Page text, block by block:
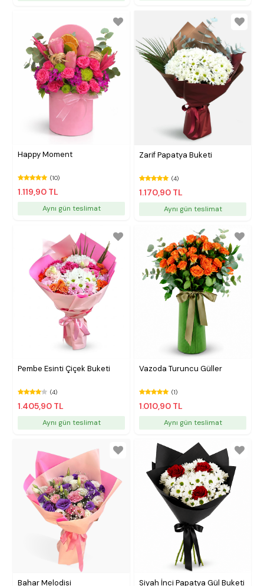
Happy Moment
(10)
1.119,90 TL
Aynı gün teslimat
Zarif Papatya Buketi
(4)
1.170,90 TL
Aynı gün teslimat
Pembe Esinti Çiçek Buketi
(4)
1.405,90 TL
Aynı gün teslimat
Vazoda Turuncu Güller
(1)
1.010,90 TL
Aynı gün teslimat
Bahar Melodisi Siyah İnci Papatya Gül Buketi